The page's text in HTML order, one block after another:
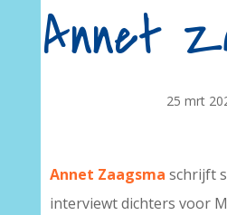
Annet
25 mrt
Annet Zaagsma schrijft
interviewt dichters voor